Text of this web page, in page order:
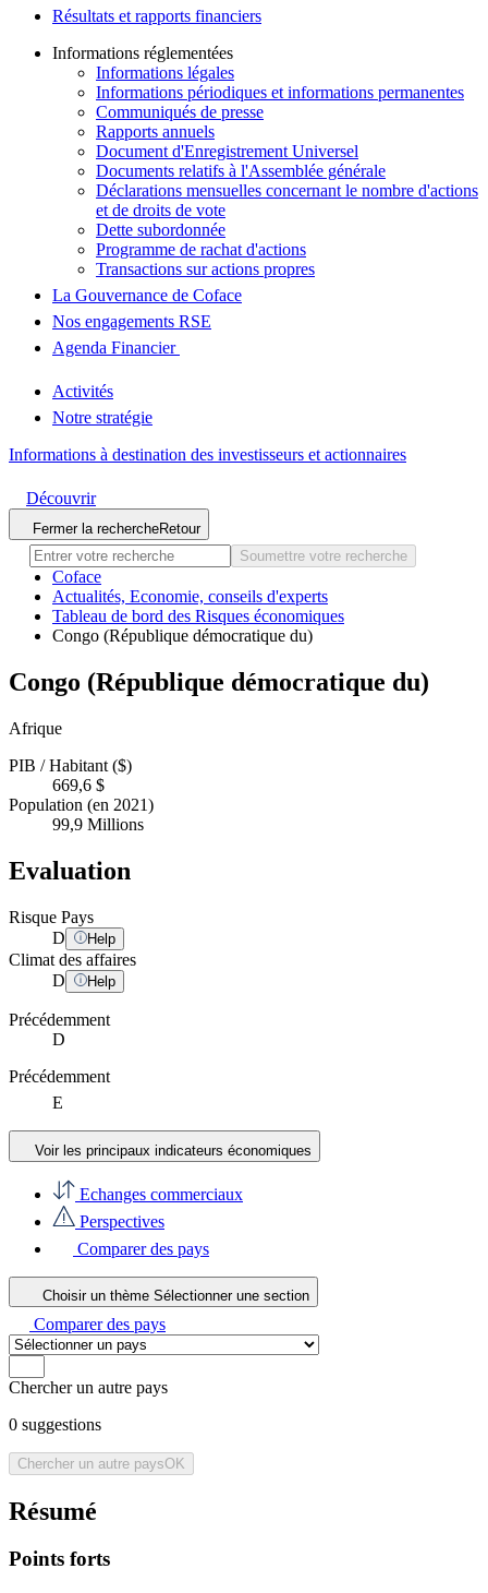
Résultats et rapports financiers
Informations réglementées
Informations légales
Informations périodiques et informations permanentes
Communiqués de presse
Rapports annuels
Document d'Enregistrement Universel
Documents relatifs à l'Assemblée générale
Déclarations mensuelles concernant le nombre d'actions
et de droits de vote
Dette subordonnée
Programme de rachat d'actions
Transactions sur actions propres
La Gouvernance de Coface
Nos engagements RSE
Agenda Financier
Activités
Notre stratégie
Informations à destination des investisseurs et actionnaires
Découvrir
Fermer la rechercheRetour
Soumettre votre recherche
Coface
Actualités, Economie, conseils d'experts
Tableau de bord des Risques économiques
Congo (République démocratique du)
Congo (République démocratique du)
Afrique
PIB / Habitant ($)
669,6 $
Population (en 2021)
99,9 Millions
Evaluation
Risque Pays
D
Help
Climat des affaires
D
Help
Précédemment
D
Précédemment
E
Voir les principaux indicateurs économiques
Echanges commerciaux
Perspectives
Comparer des pays
Choisir un thème Sélectionner une section
Comparer des pays
Chercher un autre pays
0 suggestions
Chercher un autre paysOK
Résumé
Points forts